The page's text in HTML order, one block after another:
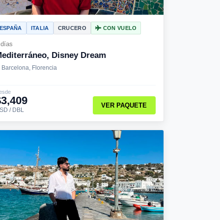
ITALIA CRUCERO CON VUELO
Disney Dream
Barcelona, Florencia
/ DBL
VER PAQUETE